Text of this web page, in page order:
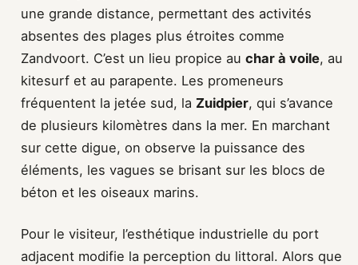
une grande distance, permettant des activités
absentes des plages plus étroites comme
Zandvoort. C’est un lieu propice au char à voile, au
kitesurf et au parapente. Les promeneurs
fréquentent la jetée sud, la Zuidpier, qui s’avance
de plusieurs kilomètres dans la mer. En marchant
sur cette digue, on observe la puissance des
éléments, les vagues se brisant sur les blocs de
béton et les oiseaux marins.
Pour le visiteur, l’esthétique industrielle du port
adjacent modifie la perception du littoral. Alors que